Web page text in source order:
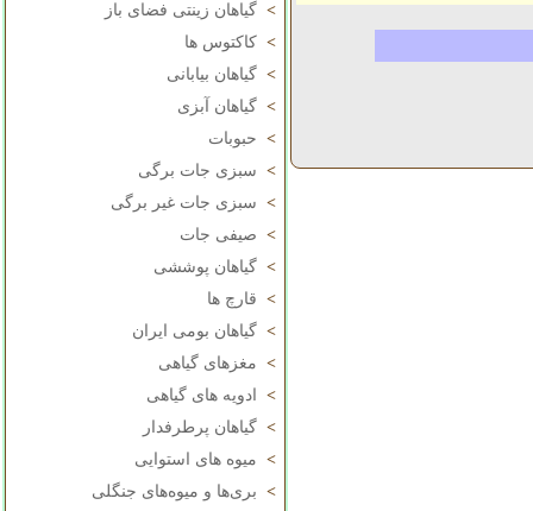
> گیاهان زینتی فضای باز
> کاکتوس ها
> گیاهان بیابانی
> گیاهان آبزی
> حبوبات
> سبزی جات برگی
> سبزی جات غیر برگی
> صیفی جات
> گیاهان پوششی
> قارچ ها
> گیاهان بومی ایران
> مغزهای گیاهی
>
ادویه های گیاهی
> گیاهان پرطرفدار
> میوه های استوایی
> بری‌ها و میوه‌های جنگلی